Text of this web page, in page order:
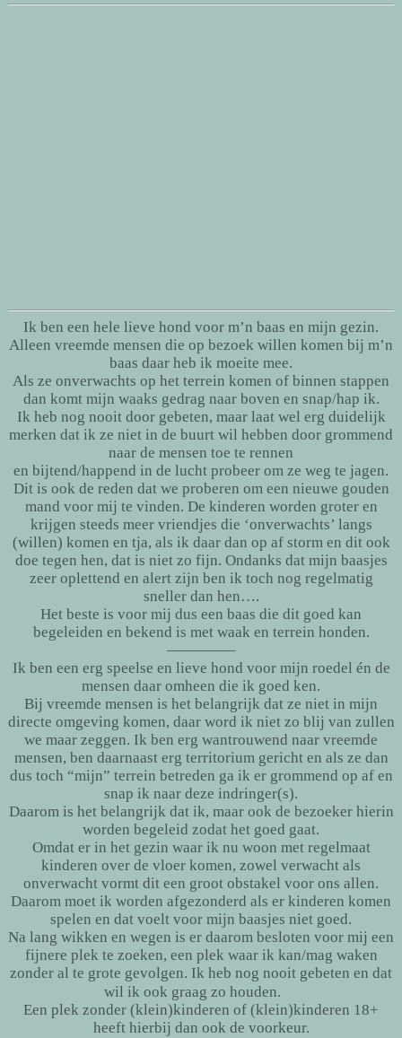
Ik ben een hele lieve hond voor m’n baas en mijn gezin.
Alleen vreemde mensen die op bezoek willen komen bij m’n
baas daar heb ik moeite mee.
Als ze onverwachts op het terrein komen of binnen stappen
dan komt mijn waaks gedrag naar boven en snap/hap ik.
Ik heb nog nooit door gebeten, maar laat wel erg duidelijk
merken dat ik ze niet in de buurt wil hebben door grommend
naar de mensen toe te rennen
en bijtend/happend in de lucht probeer om ze weg te jagen.
Dit is ook de reden dat we proberen om een nieuwe gouden
mand voor mij te vinden. De kinderen worden groter en
krijgen steeds meer vriendjes die ‘onverwachts’ langs
(willen) komen en tja, als ik daar dan op af storm en dit ook
doe tegen hen, dat is niet zo fijn. Ondanks dat mijn baasjes
zeer oplettend en alert zijn ben ik toch nog regelmatig
sneller dan hen….
Het beste is voor mij dus een baas die dit goed kan
begeleiden en bekend is met waak en terrein honden.
————–
Ik ben een erg speelse en lieve hond voor mijn roedel én de
mensen daar omheen die ik goed ken.
Bij vreemde mensen is het belangrijk dat ze niet in mijn
directe omgeving komen, daar word ik niet zo blij van zullen
we maar zeggen. Ik ben erg wantrouwend naar vreemde
mensen, ben daarnaast erg territorium gericht en als ze dan
dus toch “mijn” terrein betreden ga ik er grommend op af en
snap ik naar deze indringer(s).
Daarom is het belangrijk dat ik, maar ook de bezoeker hierin
worden begeleid zodat het goed gaat.
Omdat er in het gezin waar ik nu woon met regelmaat
kinderen over de vloer komen, zowel verwacht als
onverwacht vormt dit een groot obstakel voor ons allen.
Daarom moet ik worden afgezonderd als er kinderen komen
spelen en dat voelt voor mijn baasjes niet goed.
Na lang wikken en wegen is er daarom besloten voor mij een
fijnere plek te zoeken, een plek waar ik kan/mag waken
zonder al te grote gevolgen. Ik heb nog nooit gebeten en dat
wil ik ook graag zo houden.
Een plek zonder (klein)kinderen of (klein)kinderen 18+
heeft hierbij dan ook de voorkeur.